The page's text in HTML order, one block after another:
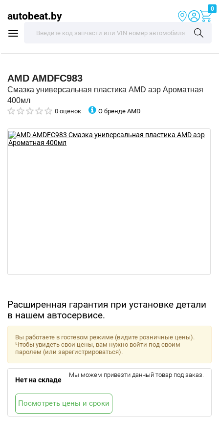
autobeat.by
0
AMD AMDFC983
Смазка универсальная пластика AMD аэр Ароматная
400мл
0 оценок О бренде AMD
Расширенная гарантия при установке детали
в нашем автосервисе.
Вы работаете в гостевом режиме (видите розничные цены).
Чтобы увидеть свои цены, вам нужно войти под своим
паролем (или зарегистрироваться).
Нет на складе
Мы можем привезти данный товар под заказ.
Посмотреть цены и сроки